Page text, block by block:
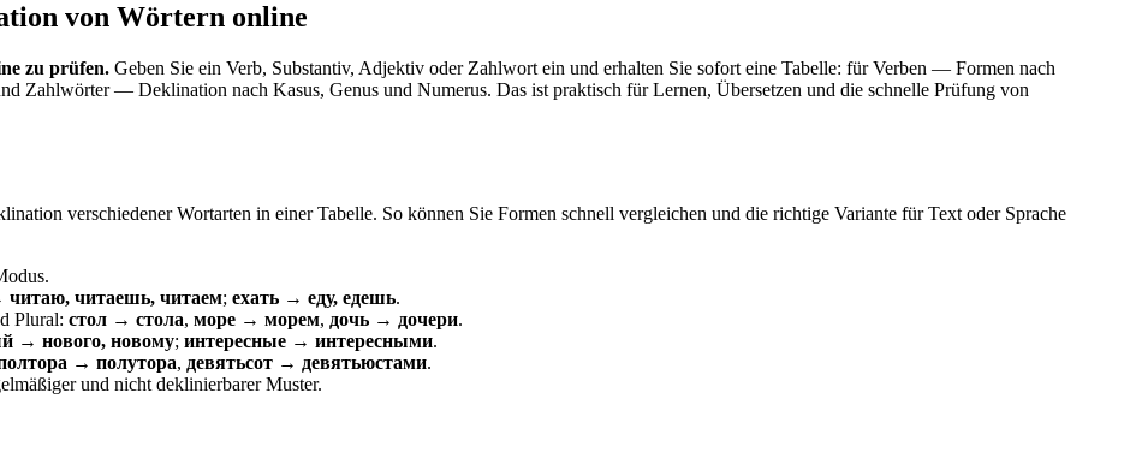
von Wörtern online
zu prüfen. Geben Sie ein Verb, Substantiv, Adjektiv oder Zahlwort ein und erhalten Sie sofort eine Tabelle: für Verben — Formen nach
Zahlwörter — Deklination nach Kasus, Genus und Numerus. Das ist praktisch für Lernen, Übersetzen und die schnelle Prüfung von
verschiedener Wortarten in einer Tabelle. So können Sie Formen schnell vergleichen und die richtige Variante für Text oder Sprache
читаю, читаешь, читаем; ехать → еду, едешь.
Plural: стол → стола, море → морем, дочь → дочери.
→ нового, новому; интересные → интересными.
→ полутора, девятьсот → девятьюстами.
und nicht deklinierbarer Muster.